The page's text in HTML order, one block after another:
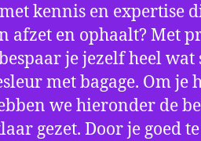
kennis en expertise
afzet en ophaalt? Met
je jezelf heel wat
met bagage. Om je
we hieronder de
gezet. Door je goed